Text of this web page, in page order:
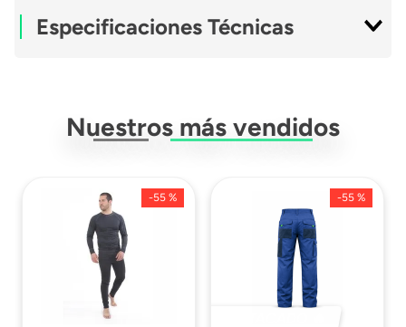
Especificaciones Técnicas
Tipo Cinta Anti Trauma
Ficha Técnica
Descargar Ficha
Nuestros más vendidos
-55 % -55 %